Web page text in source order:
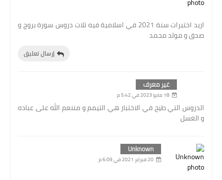
اريد اختبرات سنة 2021 في اسلامية فيه تلات دروس سورة بروج و
صدق و مولد محمد
إرسال تعليق
غير معرف
18 مايو 2023 في 5:42 م
الدروس التي طيح في الاختبار هي التيمم و مننعم الله على عباده
و الغسل
Unknown
20 فبراير 2021 في 6:09 م